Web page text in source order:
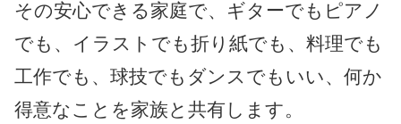
その安心できる家庭で、ギターでもピアノ
でも、イラストでも折り紙でも、料理でも
工作でも、球技でもダンスでもいい、何か
得意なことを家族と共有します。